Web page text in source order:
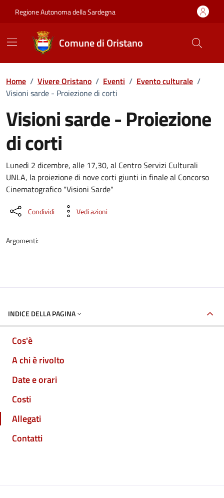
Regione Autonoma della Sardegna
Comune di Oristano
Home / Vivere Oristano / Eventi / Evento culturale /
Visioni sarde - Proiezione di corti
Visioni sarde - Proiezione
di corti
Dettaglio dell'evento
Lunedì 2 dicembre, alle 17,30, al Centro Servizi Culturali
UNLA, la proiezione di nove corti giunti in finale al Concorso
Cinematografico "Visioni Sarde"
Condividi Vedi azioni
Argomenti:
INDICE DELLA PAGINA
Cos'è
A chi è rivolto
Date e orari
Costi
Allegati
Contatti